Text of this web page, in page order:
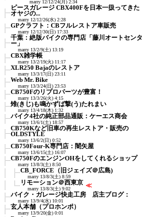
marry 12/12/24(月) 2:34
ピースガレージ CBX400Fを日本一扱ってきた
オヤジの...
marry 12/12/26(水) 2:28
GPクラフト：CBフルレストア車販売
marry 12/12/30(日) 17:33
千葉：絶版バイクの専門店「藤川オートセンタ
ー」
marry 13/2/9(土) 13:19
CBX雑学帳
marry 13/2/19(火) 11:17
XLR250 Bajaのレストア
marry 13/3/17(日) 23:11
Web Mr. Bike
marry 13/3/24(日) 23:53
CB750Fのリプロパーツが豊富！
marry 13/3/26(火) 4:15
雉(きじ)も鳴かずば撃(う)たれまい
marry 13/4/18(木) 1:32
バイク4社の純正部品通販：ケーエス商会
marry 13/6/1(土) 18:57
CB750Kなど旧車の再生レストア・販売の
OLDSTYLE
marry 13/6/2(日) 0:52
CB750Four-K専門店：闇矢屋
marry 13/6/15(土) 16:07
CB750FのエンジンOHをしてくれるショップ
marry 13/8/3(土) 8:50
CB_FORCE（旧ジェイズ＠広島)
marry 13/8/3(土) 8:59
リモーション＠西東京
marry 13/8/3(土) 9:02
≪
バイク・ガレージ快走工房 店主ブログ：
marry 13/9/4(水) 10:01
玄人本舗（プロホンポ）
marry 13/9/20(金) 0:01